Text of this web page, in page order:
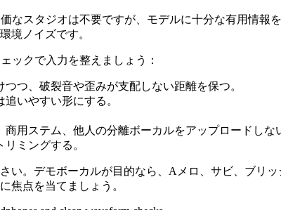
なスタジオは不要ですが、モデルに十分な有用情報
境ノイズです。
ックで入力を整えましょう：
つ、破裂音や歪みが支配しない距離を保つ。
いやすい形にする。
用ステム、他人の分離ボーカルをアップロードしな
ミングする。
い。デモボーカルが目的なら、Aメロ、サビ、ブリ
焦点を当てましょう。